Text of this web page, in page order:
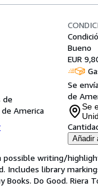
de
de America
Bueno
EUR
Se
de
Se
Añadir
possible writing/
library
Do Good. Riera